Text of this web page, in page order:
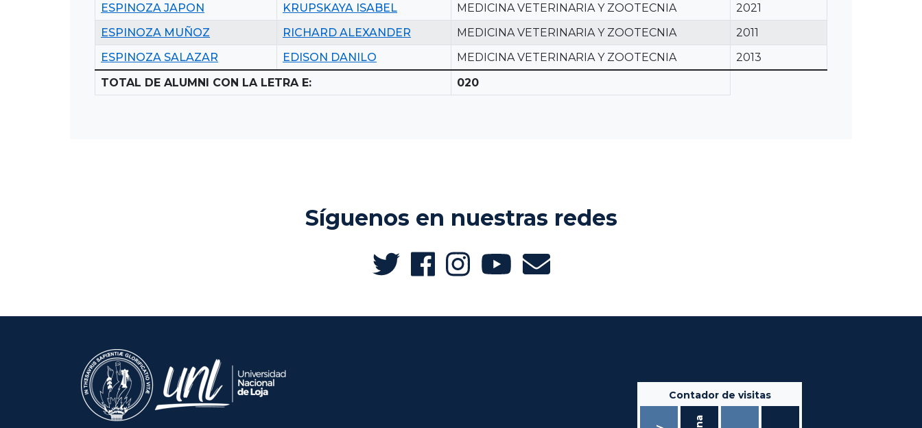
ESPINOZA JAPON
KRUPSKAYA ISABEL MEDICINA VETERINARIA Y ZOOTECNIA
2021
ESPINOZA MUÑOZ
RICHARD ALEXANDER MEDICINA VETERINARIA Y ZOOTECNIA
2011
ESPINOZA SALAZAR
EDISON DANILO MEDICINA VETERINARIA Y ZOOTECNIA
2013
TOTAL DE ALUMNI CON LA LETRA E:
020
Síguenos en nuestras redes
Contador de visitas